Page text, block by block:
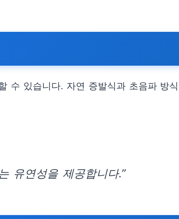
수 있습니다. 자연 증발식과 초음파 방
유연성을 제공합니다.”